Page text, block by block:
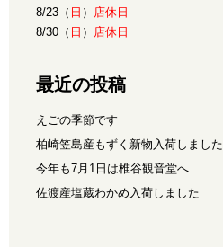
8/23（ 日 ）
店休日
8/30（ 日 ） 店休日
最近の投稿
えごの季節です
柏崎笠島産もずく新物入荷しました
今年も7月1日は椎谷観音堂へ
佐渡産塩蔵わかめ入荷しました